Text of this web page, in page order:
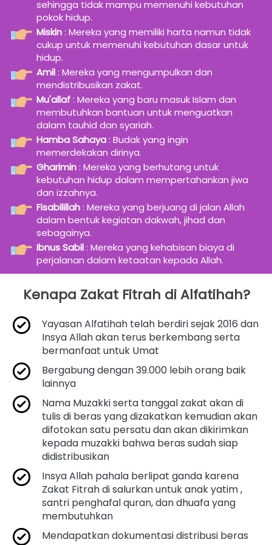
sehingga tidak mampu memenuhi kebutuhan
pokok hidup.
Miskin : Mereka yang memiliki harta namun tidak
cukup untuk memenuhi kebutuhan dasar untuk
hidup.
Amil : Mereka yang mengumpulkan dan
mendistribusikan zakat.
Mu'allaf : Mereka yang baru masuk Islam dan
membutuhkan bantuan untuk menguatkan
dalam tauhid dan syariah.
Hamba Sahaya : Budak yang ingin
memerdekakan dirinya.
Gharimin : Mereka yang berhutang untuk
kebutuhan hidup dalam mempertahankan jiwa
dan izzahnya.
Fisabilillah : Mereka yang berjuang di jalan Allah
dalam bentuk kegiatan dakwah, jihad dan
sebagainya.
Ibnus Sabil : Mereka yang kehabisan biaya di
perjalanan dalam ketaatan kepada Allah.
Kenapa Zakat Fitrah di Alfatihah?
Yayasan Alfatihah telah berdiri sejak 2016 dan
Insya Allah akan terus berkembang serta
bermanfaat untuk Umat
Bergabung dengan 39.000 lebih orang baik
lainnya
Nama Muzakki serta tanggal zakat akan di
tulis di beras yang dizakatkan kemudian akan
difotokan satu persatu dan akan dikirimkan
kepada muzakki bahwa beras sudah siap
didistribusikan
Insya Allah pahala berlipat ganda karena
Zakat Fitrah di salurkan untuk anak yatim ,
santri penghafal quran, dan dhuafa yang
membutuhkan
Mendapatkan dokumentasi distribusi beras